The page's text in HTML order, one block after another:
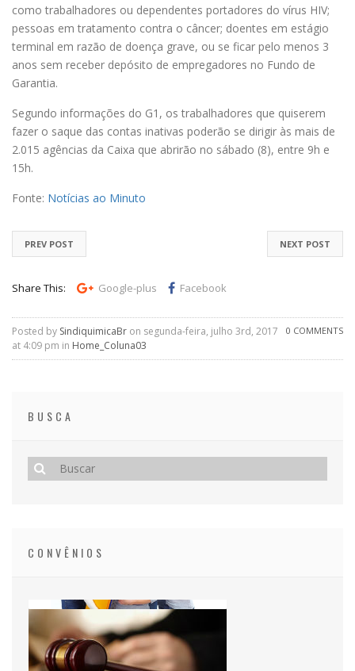
como trabalhadores ou dependentes portadores do vírus HIV;
pessoas em tratamento contra o câncer; doentes em estágio
terminal em razão de doença grave, ou se ficar pelo menos 3
anos sem receber depósito de empregadores no Fundo de
Garantia.
Segundo informações do G1, os trabalhadores que quiserem
fazer o saque das contas inativas poderão se dirigir às mais de
2.015 agências da Caixa que abrirão no sábado (8), entre 9h e
15h.
Fonte: Notícias ao Minuto
NEXT POST
PREV POST
Share This: Google-plus Facebook
0 COMMENTS
Posted by SindiquimicaBr on segunda-feira, julho 3rd, 2017
at 4:09 pm in Home_Coluna03
BUSCA
CONVÊNIOS